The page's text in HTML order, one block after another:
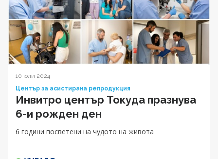
10 юли 2024
Център за асистирана репродукция
Инвитро център Токуда празнува
6-и рожден ден
6 години посветени на чудото на живота